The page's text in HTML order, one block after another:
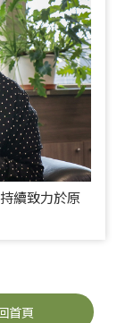
續致力於原
首頁